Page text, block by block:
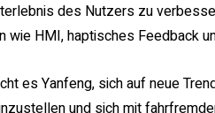
des Nutzers zu
wie HMI, haptisches Feedback
es Yanfeng, sich auf neue